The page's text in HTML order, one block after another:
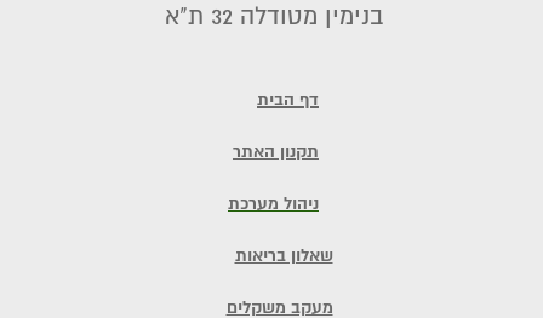
דף הבית
תקנון האתר
ניהול מערכת
שאלון בריאות
מעקב משקלים
בנימין מטודלה 32 ת"א